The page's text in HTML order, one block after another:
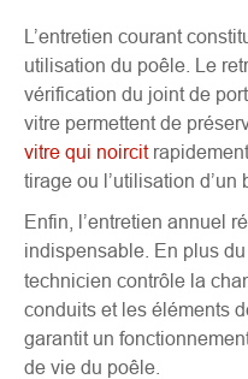
L’entretien courant
utilisation du poêle. Le
vérification du joint de
vitre permettent de
vitre qui noircit
tirage ou l’utilisation d’un
Enfin, l’entretien annuel
indispensable. En plus du
technicien contrôle la
conduits et les éléments
garantit un
de vie du poêle.